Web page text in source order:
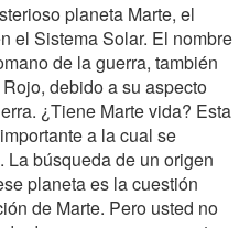
planeta Marte, el
el Sistema Solar. El nombre
de la guerra, también
debido a su aspecto
¿Tiene Marte vida? Esta
a la cual se
La búsqueda de un origen
planeta es la cuestión
de Marte. Pero usted no